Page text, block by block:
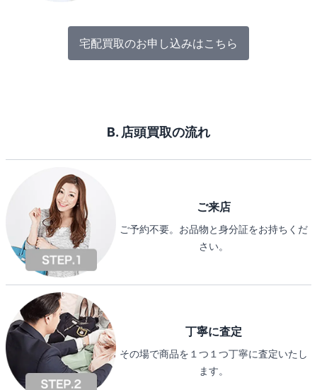
宅配買取のお申し込みはこちら
B. 店頭買取の流れ
ご来店
ご予約不要。お品物と身分証をお持ちくだ
さい。
丁寧に査定
その場で商品を１つ１つ丁寧に査定いたし
ます。